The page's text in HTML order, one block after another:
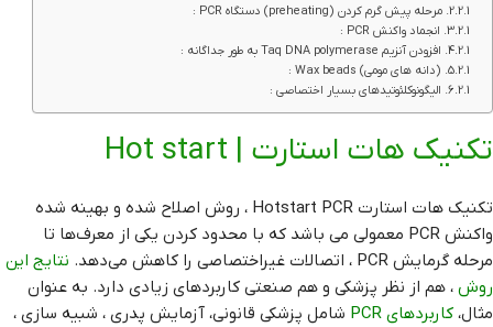
مرحله پیش گرم کردن (preheating) دستگاه PCR :
انجماد واکنش PCR :
افزودن آنزیم Taq DNA polymerase به طور جداگانه :
(دانه های مومی) Wax beads :
الیگونوکلئوتیدهای بسیار اختصاصی :
تکنیک هات استارت | Hot start
تکنیک هات استارت Hotstart PCR ، روش اصلاح شده و بهینه شده
واکنش PCR معمولی می باشد که با محدود کردن یکی از معرف‌ها تا
مرحله گرمایش PCR ، اتصالات غیراختصاصی را کاهش می‌دهد.
نتایج این
روش ، هم از نظر پزشکی و هم صنعتی کاربردهای زیادی دارد. به عنوان
مثال، کاربردهای PCR
شامل پزشکی قانونی، آزمایش پدری ، شبیه سازی ،